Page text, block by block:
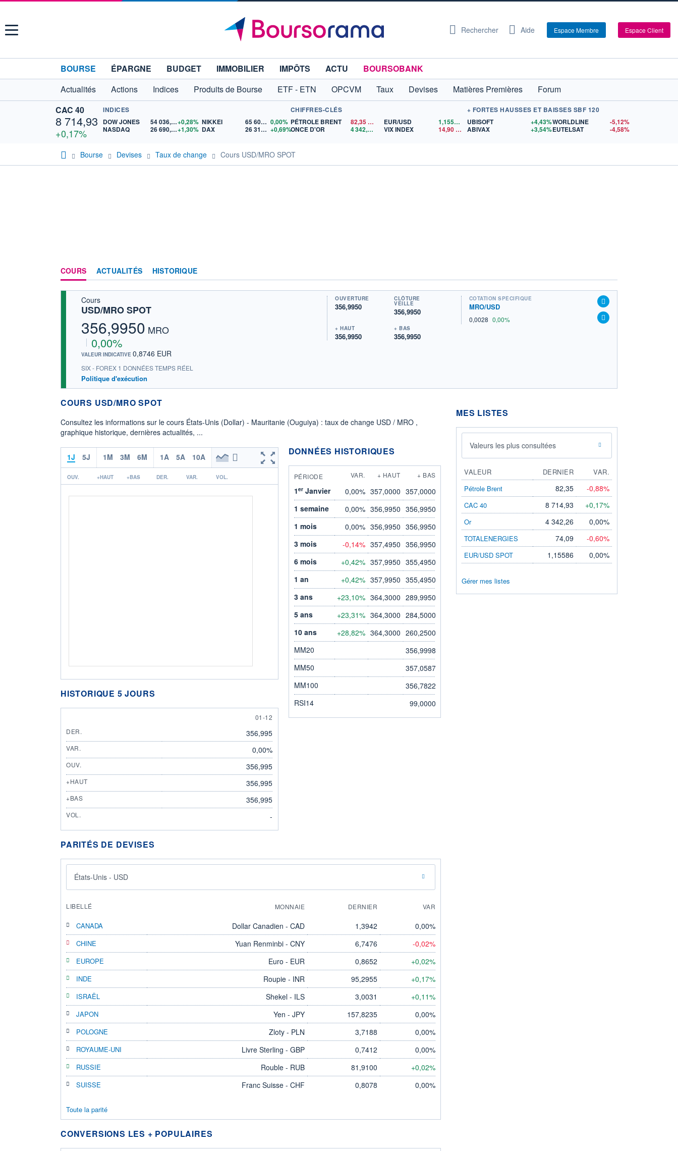
Menu Rechercher Aide Espace Membre Espace Client
BOURSE ÉPARGNE BUDGET IMMOBILIER IMPÔTS ACTU
BOURSOBANK
Actualités
Actions Indices Produits de Bourse ETF - ETN OPCVM Taux Devises Matières Premières
Forum
CAC 40
8 714,93
+0,17%
INDICES
DOW JONES
54 036,93+0,28%
NASDAQ
26 690,62+1,30%
NIKKEI 65 606,71 0,00%
DAX
26 319,45 +0,69%
CHIFFRES-CLÉS
PÉTROLE BRENT
82,35$US
ONCE D'OR
4 342,26 $US
EUR/USD 1,1559$US
VIX INDEX
14,90
+ FORTES HAUSSES ET BAISSES SBF 120
UBISOFT
+4,43%
ABIVAX
+3,54%
WORLDLINE
-5,12%
EUTELSAT
-4,58%
Bourse Devises Taux de change Cours USD/MRO SPOT
COURS ACTUALITÉS HISTORIQUE
Cours
USD/MRO SPOT
356,9950 MRO
0,00%
VALEUR INDICATIVE 0,8746 EUR
SIX - FOREX 1 DONNÉES TEMPS RÉEL
Politique d'exécution
OUVERTURE
356,9950
CLÔTURE
VEILLE
356,9950
+ HAUT
356,9950
+ BAS
356,9950
COTATION SPÉCIFIQUE
MRO/USD
0,0028 0,00%
COURS USD/MRO SPOT
Consultez les informations sur le cours États-Unis (Dollar) - Mauritanie (Ouguiya) : taux de change USD / MRO ,
graphique historique, dernières actualités, ...
1J 5J 1M 3M 6M 1A 5A 10A
OUV. +HAUT +BAS DER. VAR. VOL.
HISTORIQUE 5 JOURS
1 DECEMBER
01-12
DER.
356,995
VAR. 0,00%
OUV. 356,995
+HAUT 356,995
+BAS 356,995
VOL. -
DONNÉES HISTORIQUES
PÉRIODE VAR. + HAUT + BAS
1erJanvier 0,00% 357,0000 357,0000
1 semaine
0,00% 356,9950 356,9950
1 mois
0,00% 356,9950 356,9950
3 mois
-0,14% 357,4950 356,9950
6 mois
+0,42% 357,9950 355,4950
1 an
+0,42% 357,9950 355,4950
3 ans
+23,10% 364,3000 289,9950
5 ans
+23,31% 364,3000 284,5000
10 ans
+28,82% 364,3000 260,2500
MM20
356,9998
MM50
357,0587
MM100
356,7822
RSI14
99,0000
PARITÉS DE DEVISES
États-Unis - USD
LIBELLÉ MONNAIE DERNIER VAR
CANADA Dollar Canadien - CAD 1,3942 0,00%
CHINE Yuan Renminbi - CNY 6,7476 -0,02%
EUROPE Euro - EUR 0,8652 +0,02%
INDE Roupie - INR 95,2955 +0,17%
ISRAËL Shekel - ILS 3,0031 +0,11%
JAPON Yen - JPY 157,8235 0,00%
POLOGNE Zloty - PLN 3,7188 0,00%
ROYAUME-UNI Livre Sterling - GBP 0,7412 0,00%
RUSSIE Rouble - RUB 81,9100 +0,02%
SUISSE Franc Suisse - CHF 0,8078 0,00%
Toute la parité
CONVERSIONS LES + POPULAIRES
MES LISTES
Valeurs les plus consultées
VALEUR DERNIER
VAR.
Pétrole Brent
82,35 -0,88%
CAC 40 8 714,93 +0,17%
Or 4 342,26 0,00%
TOTALENERGIES 74,09 -0,60%
EUR/USD SPOT 1,15586 0,00%
Gérer mes listes